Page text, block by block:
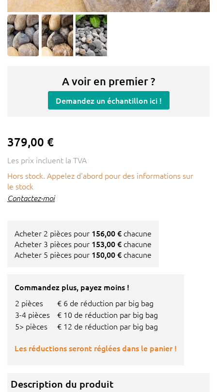
A voir en premier ?
Demandez un échantillon ici !
379,00 €
Les prix incluent la TVA
Hors stock. Appelez d'abord pour des informations sur
le stock
Contactez-moi
Acheter 2 pièces pour 156,00 € chacune
Acheter 3 pièces pour 153,00 € chacune
Acheter 5 pièces pour 150,00 € chacune
Commandez plus, payez moins !
2 pièces
€ 6 de réduction par big bag
3-4 pièces
€ 10 de réduction par big bag
5> pièces
€ 12 de réduction par big bag
Les réductions seront réglées dans le panier !
Description du produit